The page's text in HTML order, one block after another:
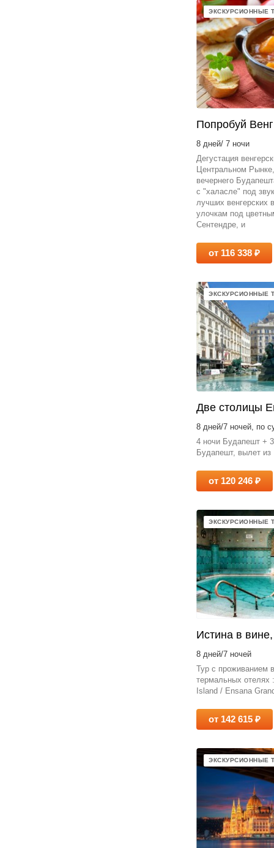
ЭКСКУРСИОННЫЕ
Попробуй
8 дней/ 7 ночи
Дегустация
Центральном
вечернего
с "халасле" под
лучших венгерских
улочкам под
Сентендре, и
от 116 338 ₽
ЭКСКУРСИОННЫЕ
Две столицы
8 дней/7 ночей, по
4 ночи Будапешт +
Будапешт, вылет
от 120 246 ₽
ЭКСКУРСИОННЫЕ
Истина в
8 дней/7 ночей
Тур с проживанием
термальных отелях
Island / Ensana
от 142 615 ₽
ЭКСКУРСИОННЫЕ